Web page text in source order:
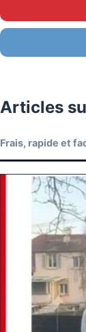
Articles
Frais, rapide et